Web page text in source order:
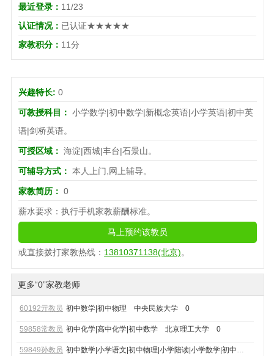
最近登录： 11/23
认证情况： 已认证★★★★★
家教积分： 11分
兴趣特长:0
可教授科目：小学数学|初中数学|新概念英语|小学英语|初中英
语|剑桥英语。
可授区域：海淀|西城|丰台|石景山。
可辅导方式：本人上门,网上辅导。
家教简历：0
薪水要求：执行手机家教薪酬标准。
马上预约该教员
或直接拨打家教热线： 13810371138(北京)。
更多“0”家教老师
60192亓教员 初中数学|初中物理中央民族大学0
59858常教员 初中化学|高中化学|初中数学北京理工大学0
59849孙教员 初中数学|小学语文|初中物理|小学陪读|小学数学|初中化学|小学英语|初中数理化|高中数学